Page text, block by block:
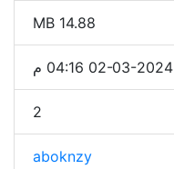
14.88 MB
02-03-2024 04:16 م
2
aboknzy